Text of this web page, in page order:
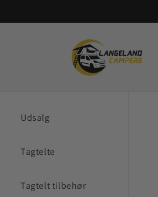
Udsalg
Tagtelte
Tagtelt tilbehør